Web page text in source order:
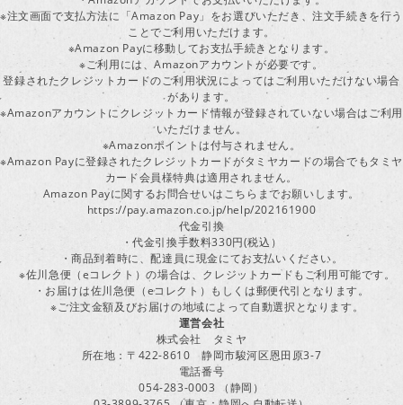
※注文画面で支払方法に「Amazon Pay」をお選びいただき、注文手続きを行う
ことでご利用いただけます。
※Amazon Payに移動してお支払手続きとなります。
※ご利用には、Amazonアカウントが必要です。
登録されたクレジットカードのご利用状況によってはご利用いただけない場合
があります。
※Amazonアカウントにクレジットカード情報が登録されていない場合はご利用
いただけません。
※Amazonポイントは付与されません。
※Amazon Payに登録されたクレジットカードがタミヤカードの場合でもタミヤ
カード会員様特典は適用されません。
Amazon Payに関するお問合せいはこちらまでお願いします。
https://pay.amazon.co.jp/help/202161900
代金引換
・代金引換手数料330円(税込）
・商品到着時に、配達員に現金にてお支払いください。
※佐川急便（eコレクト）の場合は、クレジットカードもご利用可能です。
・お届けは佐川急便（eコレクト）もしくは郵便代引となります。
※ご注文金額及びお届けの地域によって自動選択となります。
運営会社
株式会社 タミヤ
所在地：〒422-8610 静岡市駿河区恩田原3-7
電話番号
054-283-0003 （静岡）